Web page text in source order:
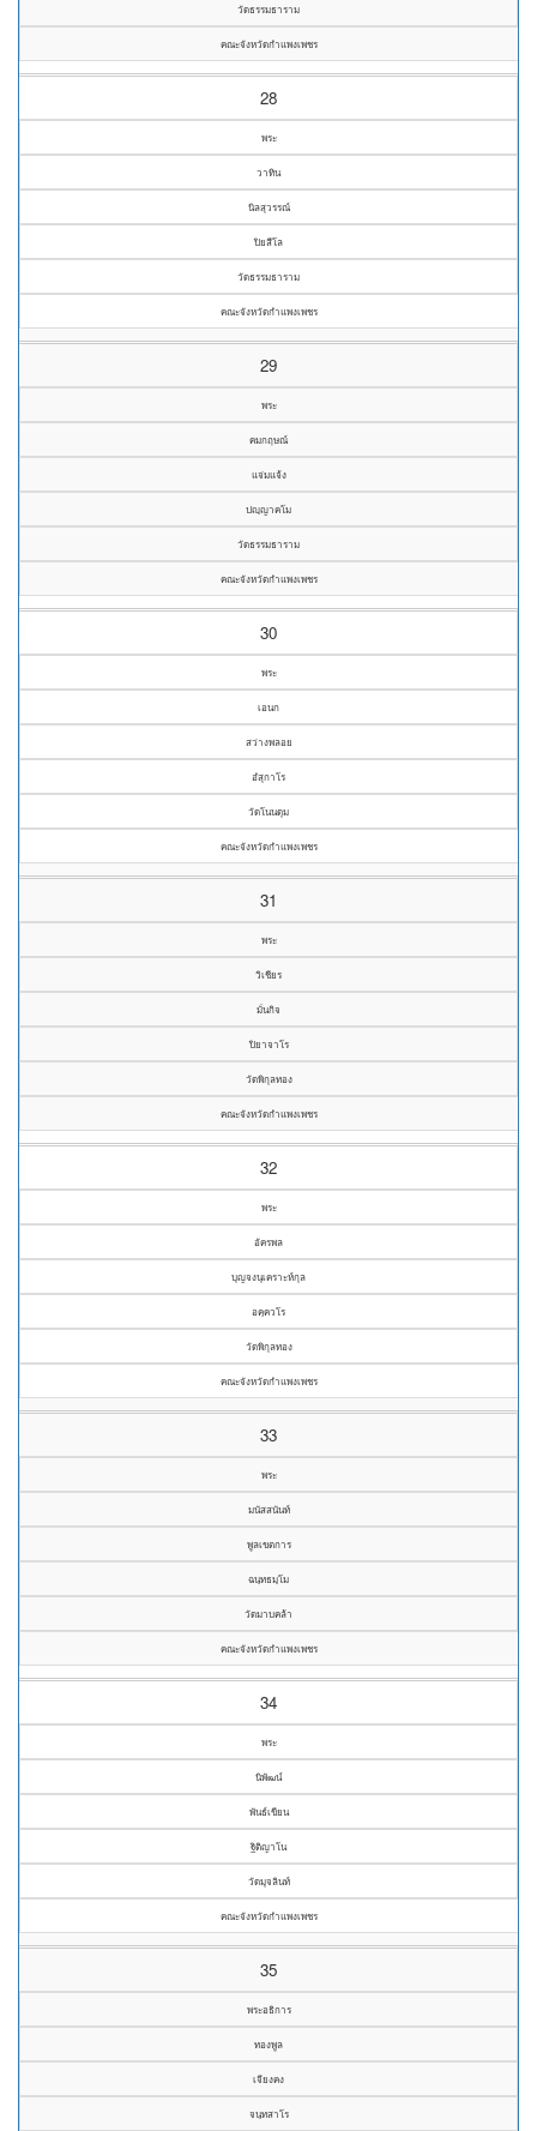
วัดธรรมธาราม
คณะจังหวัดกำแพงเพชร
28
พระ
วาทิน
นิลสุวรรณ์
ปิยสีโล
วัดธรรมธาราม
คณะจังหวัดกำแพงเพชร
29
พระ
คมกฤษณ์
แจ่มแจ้ง
ปญฺญาคโม
วัดธรรมธาราม
คณะจังหวัดกำแพงเพชร
30
พระ
เอนก
สว่างพลอย
อํสุกาโร
วัดโนนดุม
คณะจังหวัดกำแพงเพชร
31
พระ
วิเชียร
มั่นกิจ
ปิยาจาโร
วัดพิกุลทอง
คณะจังหวัดกำแพงเพชร
32
พระ
อัครพล
บุญจงนุเคราะห์กุล
อคฺควโร
วัดพิกุลทอง
คณะจังหวัดกำแพงเพชร
33
พระ
มนัสสนันท์
พูลเขตการ
ฉนฺทธมฺโม
วัดมาบคล้า
คณะจังหวัดกำแพงเพชร
34
พระ
นิพัฒน์
พันธ์เขียน
ฐิติญาโน
วัดมุจลินท์
คณะจังหวัดกำแพงเพชร
35
พระอธิการ
ทองพูล
เจียงคง
จนฺทสาโร